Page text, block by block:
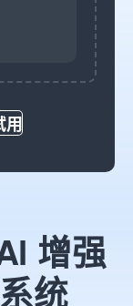
用
增强
统